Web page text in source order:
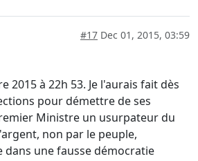
#17 Dec 01, 2015, 03:59
2015 à 22h 53. Je l'aurais fait dès
pour démettre de ses
Ministre un usurpateur du
non par le peuple,
une fausse démocratie